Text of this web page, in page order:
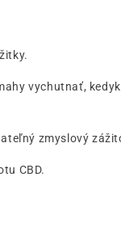
vychutnať,
zmyslový
CBD.